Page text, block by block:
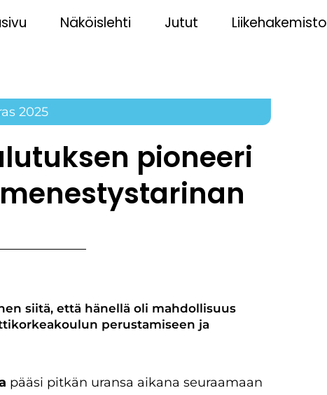
Näköislehti Jutut Liikehakemisto
2025
pioneeri
siitä, että hänellä oli mahdollisuus
perustamiseen ja
pääsi pitkän uransa aikana seuraamaan